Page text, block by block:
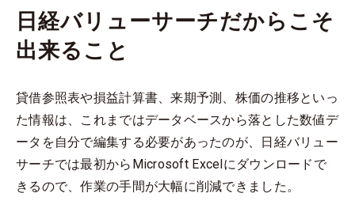
日経バリューサーチだからこそ
出来ること
貸借参照表や損益計算書、来期予測、株価の推移といっ
た情報は、これまではデータベースから落とした数値デ
ータを自分で編集する必要があったのが、日経バリュー
サーチでは最初からMicrosoft Excelにダウンロードで
きるので、作業の手間が大幅に削減できました。